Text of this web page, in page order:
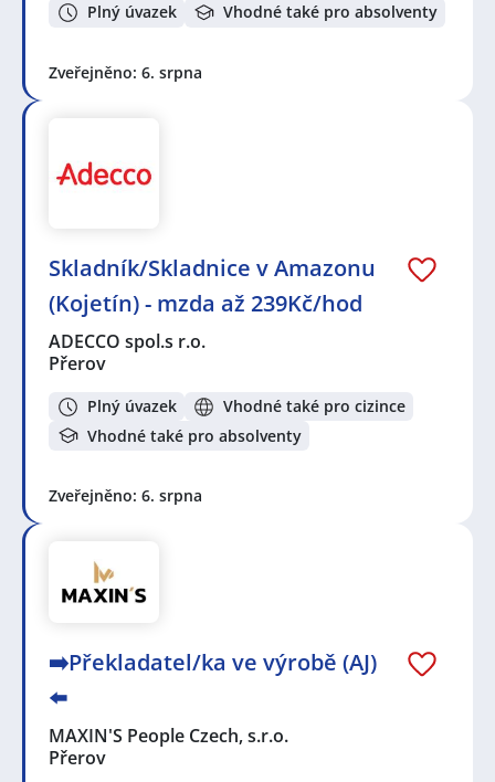
Plný úvazek Vhodné také pro absolventy
Zveřejněno: 6. srpna
Skladník/Skladnice v Amazonu
(Kojetín) - mzda až 239Kč/hod
ADECCO spol.s r.o.
Přerov
Plný úvazek
Vhodné také pro cizince
Vhodné také pro absolventy
Zveřejněno: 6. srpna
➡️Překladatel/ka ve výrobě (AJ)
⬅️
MAXIN'S People Czech, s.r.o.
Přerov